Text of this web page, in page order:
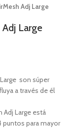
Adj Large
Large
son súper
a través de él
Adj Large está
puntos para mayor